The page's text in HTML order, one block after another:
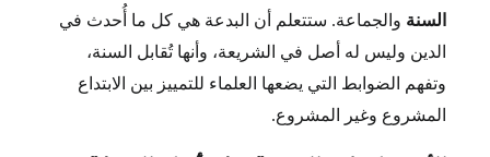
السنة والجماعة. ستتعلم أن البدعة هي كل ما أُحدث في
الدين وليس له أصل في الشريعة، وأنها تُقابل السنة،
وتفهم الضوابط التي يضعها العلماء للتمييز بين الابتداع
المشروع وغير المشروع.